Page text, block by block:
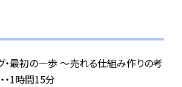
・最初の一歩 ～売れる仕組み作りの考
・1時間15分